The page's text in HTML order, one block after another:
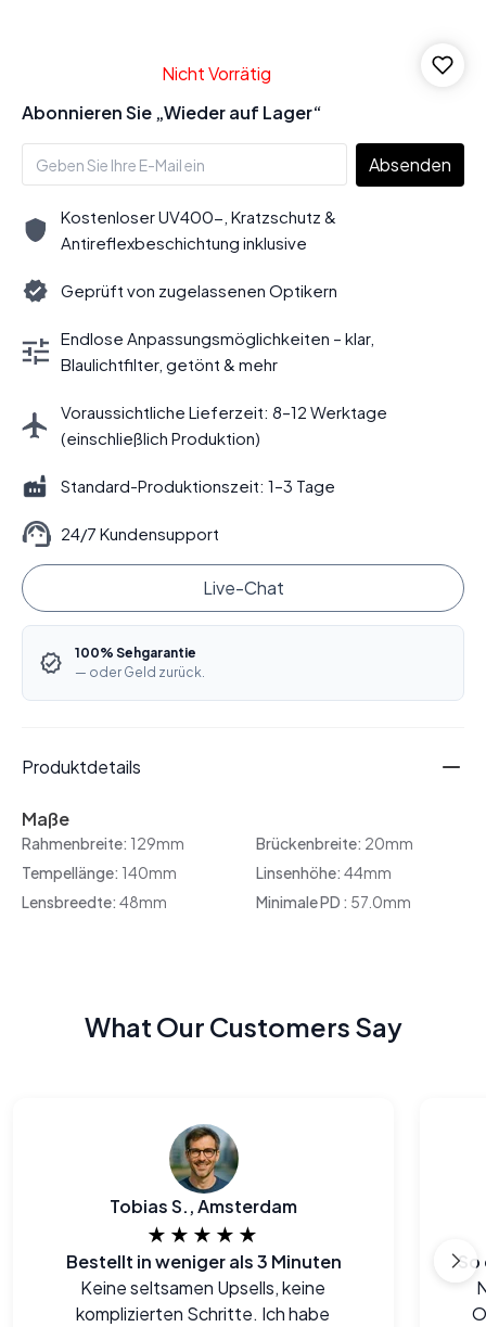
Nicht Vorrätig
Abonnieren Sie „Wieder auf Lager“
Absenden
Kostenloser UV400-, Kratzschutz &
Antireflexbeschichtung inklusive
Geprüft von zugelassenen Optikern
Endlose Anpassungsmöglichkeiten – klar,
Blaulichtfilter, getönt & mehr
Voraussichtliche Lieferzeit: 8–12 Werktage
(einschließlich Produktion)
Standard-Produktionszeit: 1–3 Tage
24/7 Kundensupport
Live-Chat
100% Sehgarantie
— oder Geld zurück.
Produktdetails
Maße
Rahmenbreite: 129mm Brückenbreite: 20mm
Tempellänge: 140mm Linsenhöhe: 44mm
Lensbreedte: 48mm Minimale PD : 57.0mm
What Our Customers Say
Tobias S., Amsterdam
★★★★★
Bestellt in weniger als 3 Minuten
Keine seltsamen Upsells, keine
komplizierten Schritte. Ich habe